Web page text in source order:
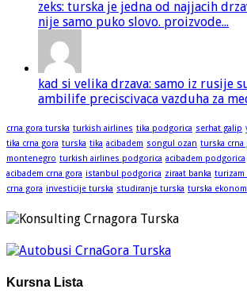
zeks: turska je jedna od najjacih
nije samo puko slovo. proizvode...
kad si velika drzava: samo iz rusije
ambilife preciscivaca vazduha za
crna gora turska turkish airlines tika podgorica serhat galip
tika crna gora turska tika acibadem songul ozan turska crna
montenegro turkish airlines podgorica acibadem podgorica
acibadem crna gora istanbul podgorica ziraat banka turizam
crna gora investicije turska studiranje turska turska
Kursna Lista